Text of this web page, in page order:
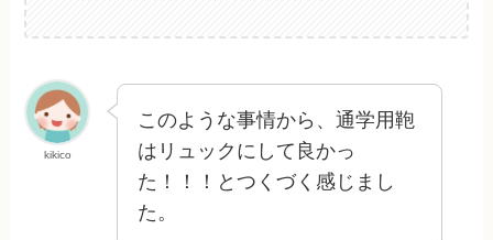
kikico
このような事情から、通学用鞄
はリュックにして良かっ
た！！！とつくづく感じまし
た。